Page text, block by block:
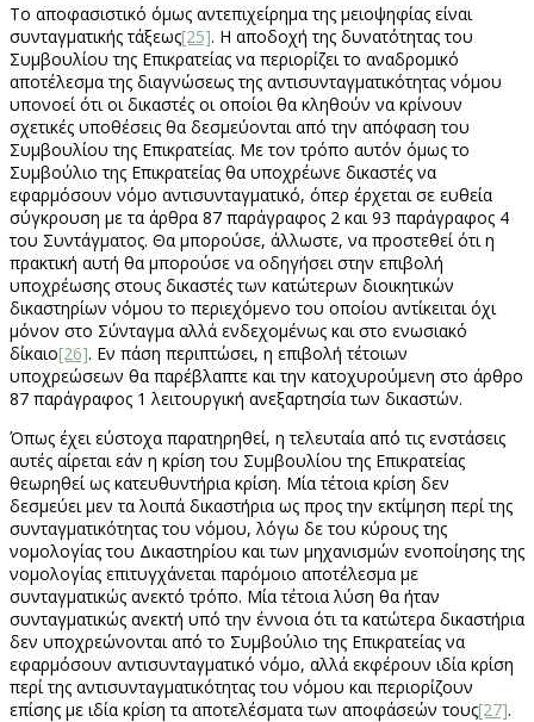
Το αποφασιστικό όμως αντεπιχείρημα της μειοψηφίας είναι
συνταγματικής τάξεως[25]. Η αποδοχή της δυνατότητας του
Συμβουλίου της Επικρατείας να περιορίζει το αναδρομικό
αποτέλεσμα της διαγνώσεως της αντισυνταγματικότητας νόμου
υπονοεί ότι οι δικαστές οι οποίοι θα κληθούν να κρίνουν
σχετικές υποθέσεις θα δεσμεύονται από την απόφαση του
Συμβουλίου της Επικρατείας. Με τον τρόπο αυτόν όμως το
Συμβούλιο της Επικρατείας θα υποχρέωνε δικαστές να
εφαρμόσουν νόμο αντισυνταγματικό, όπερ έρχεται σε ευθεία
σύγκρουση με τα άρθρα 87 παράγραφος 2 και 93 παράγραφος 4
του Συντάγματος. Θα μπορούσε, άλλωστε, να προστεθεί ότι η
πρακτική αυτή θα μπορούσε να οδηγήσει στην επιβολή
υποχρέωσης στους δικαστές των κατώτερων διοικητικών
δικαστηρίων νόμου το περιεχόμενο του οποίου αντίκειται όχι
μόνον στο Σύνταγμα αλλά ενδεχομένως και στο ενωσιακό
δίκαιο[26]. Εν πάση περιπτώσει, η επιβολή τέτοιων
υποχρεώσεων θα παρέβλαπτε και την κατοχυρούμενη στο άρθρο
87 παράγραφος 1 λειτουργική ανεξαρτησία των δικαστών.
Όπως έχει εύστοχα παρατηρηθεί, η τελευταία από τις ενστάσεις
αυτές αίρεται εάν η κρίση του Συμβουλίου της Επικρατείας
θεωρηθεί ως κατευθυντήρια κρίση. Μία τέτοια κρίση δεν
δεσμεύει μεν τα λοιπά δικαστήρια ως προς την εκτίμηση περί της
συνταγματικότητας του νόμου, λόγω δε του κύρους της
νομολογίας του Δικαστηρίου και των μηχανισμών ενοποίησης της
νομολογίας επιτυγχάνεται παρόμοιο αποτέλεσμα με
συνταγματικώς ανεκτό τρόπο. Μία τέτοια λύση θα ήταν
συνταγματικώς ανεκτή υπό την έννοια ότι τα κατώτερα δικαστήρια
δεν υποχρεώνονται από το Συμβούλιο της Επικρατείας να
εφαρμόσουν αντισυνταγματικό νόμο, αλλά εκφέρουν ιδία κρίση
περί της αντισυνταγματικότητας του νόμου και περιορίζουν
επίσης με ιδία κρίση τα αποτελέσματα των αποφάσεών τους[27].